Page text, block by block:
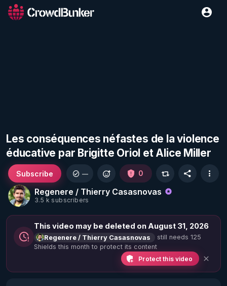
Les conséquences néfastes de la violence
éducative par Brigitte Oriol et Alice Miller
Regenere / Thierry Casasnovas
3.5 k subscribers
Subscribe — 0
This video may be deleted on August 31, 2026
Regenere / Thierry Casasnovas
still needs 125
Shields this month to protect its content
Protect this video